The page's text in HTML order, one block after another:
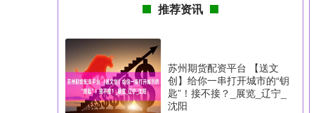
推荐资讯
苏州期货配资平台 【送文
创】给你一串打开城市的“钥
匙”！接不接？_展览_辽宁_
沈阳